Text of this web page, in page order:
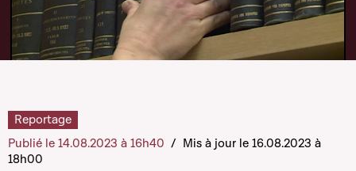
Video
Reportage
Publié le 14.08.2023 à 16h40 / Mis à jour le 16.08.2023 à
18h00